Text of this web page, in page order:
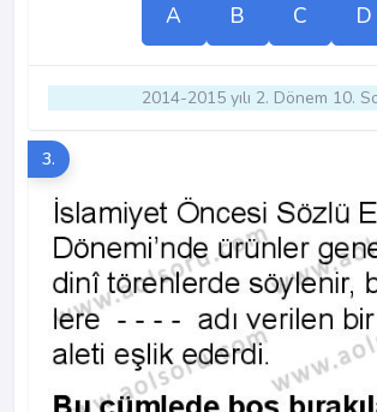
A B C D
2014-2015 yılı 2. Dönem 10.
3.